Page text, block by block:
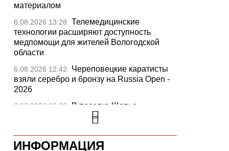
материалом
6.08.2026 13:28
Телемедицинские
технологии расширяют доступность
медпомощи для жителей Вологодской
области
6.08.2026 12:42
Череповецкие каратисты
взяли серебро и бронзу на Russia Open -
2026
6.08.2026 12:09
В поселке Щепье
Бабаевского округа открыли
отремонтированный мост
6.08.2026 11:44 Вологодская шахматистка
ИНФОРМАЦИЯ